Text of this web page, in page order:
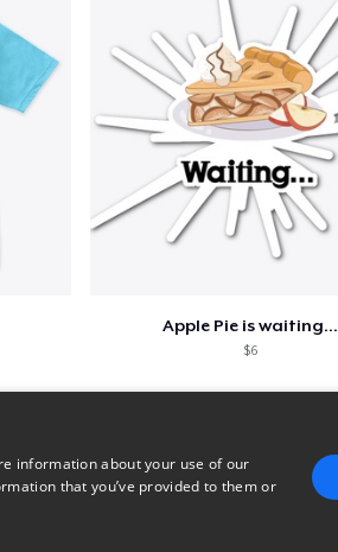
Apple Pie is waiting...
$6
information about your use of our
that you’ve provided to them or